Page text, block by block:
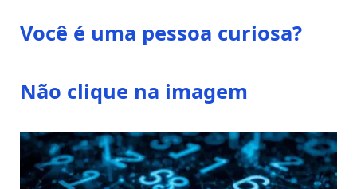
Você é uma pessoa curiosa?
Não clique na imagem